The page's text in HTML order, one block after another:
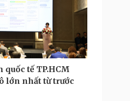
quốc tế TP.HCM
lớn nhất từ trước